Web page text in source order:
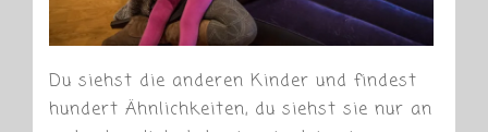
Du siehst die anderen Kinder und findest
hundert Ähnlichkeiten, du siehst sie nur an